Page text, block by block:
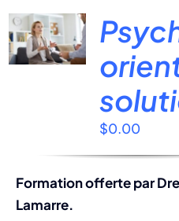
:
$0.00
Formation offerte par
Lamarre.